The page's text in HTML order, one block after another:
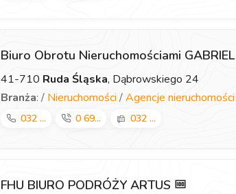
Biuro Obrotu Nieruchomościami GABRIEL
41-710 Ruda Śląska, Dąbrowskiego 24
Branża: / Nieruchomości /Agencje nieruchomości
032 ... 0 69... 032 ...
FHU BIURO PODRÓŻY ARTUS